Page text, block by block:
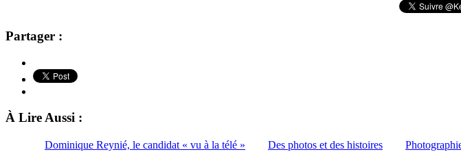
Partager :
À Lire Aussi :
Dominique Reynié, le candidat « vu à la télé » Des photos et des histoires